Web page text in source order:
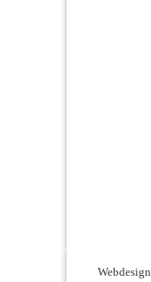
Webdesign